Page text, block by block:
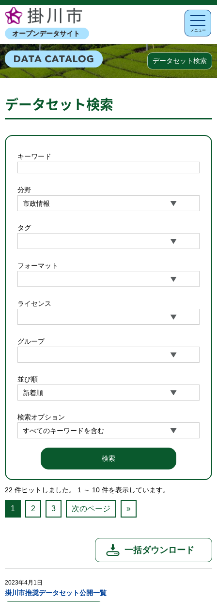
オープンデータサイト メニュー
データセット検索
データセット検索
キーワード
分野
タグ
フォーマット
ライセンス
グループ
並び順
検索オプション
22 件ヒットしました。 1 ～ 10 件を表示しています。
1 2 3 次のページ »
2023年4月1日
掛川市推奨データセット公開一覧